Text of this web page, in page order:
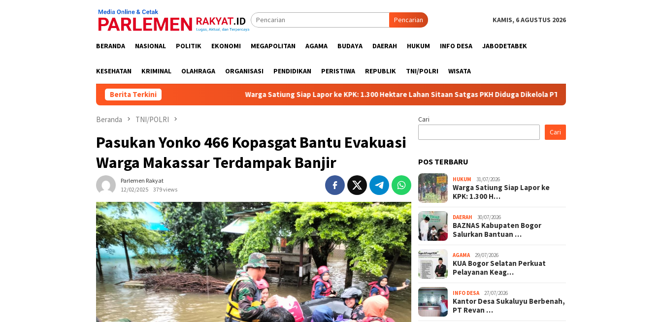
Pencarian KAMIS, 6 AGUSTUS 2026
BERANDA NASIONAL POLITIK EKONOMI MEGAPOLITAN AGAMA BUDAYA DAERAH HUKUM INFO DESA JABODETABEK
KESEHATAN KRIMINAL OLAHRAGA ORGANISASI PENDIDIKAN PERISTIWA REPUBLIK TNI/POLRI WISATA
Berita Terkini Warga Satiung Siap Lapor ke KPK: 1.300 Hektare Lahan Sitaan Satgas PKH Diduga Dikelola PT IPK, Kerugian Negara Terancam
Beranda TNI/POLRI
Pasukan Yonko 466 Kopasgat Bantu Evakuasi
Warga Makassar Terdampak Banjir
Parlemen Rakyat
12/02/2025
379 views
Cari
Cari
POS TERBARU
HUKUM 31/07/2026
Warga Satiung Siap Lapor ke
KPK: 1.300 H…
DAERAH 30/07/2026
BAZNAS Kabupaten Bogor
Salurkan Bantuan …
AGAMA 29/07/2026
KUA Bogor Selatan Perkuat
Pelayanan Keag…
INFO DESA 27/07/2026
Kantor Desa Sukaluyu Berbenah,
PT Revan …